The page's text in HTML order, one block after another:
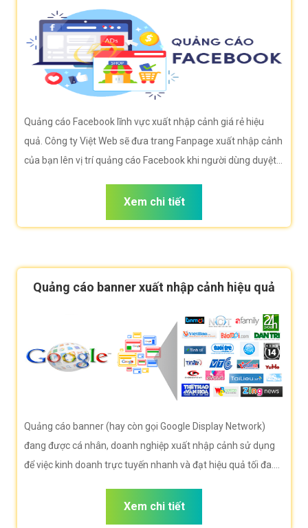
Quảng cáo Facebook lĩnh vực xuất nhập cảnh giá rẻ hiệu
quả. Công ty Việt Web sẽ đưa trang Fanpage xuất nhập cảnh
của bạn lên vị trí quảng cáo Facebook khi người dùng duyệt
Xem chi tiết
Quảng cáo banner xuất nhập cảnh hiệu quả
Quảng cáo banner (hay còn gọi Google Display Network)
đang được cá nhân, doanh nghiệp xuất nhập cảnh sử dụng
để việc kinh doanh trực tuyến nhanh và đạt hiệu quả tối đa.
Quảng cáo banner xuất nhập cảnh với những tính năng nổi
Xem chi tiết